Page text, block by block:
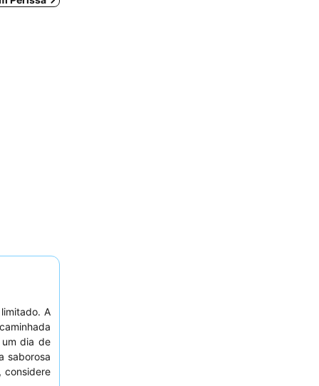
A
dia de
saborosa
considere